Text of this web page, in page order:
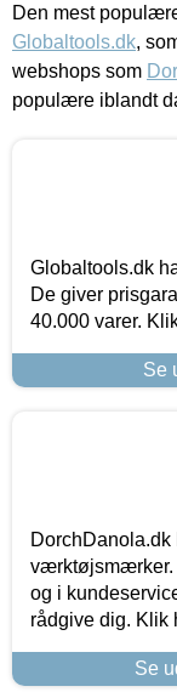
Den mest
Globaltools.dk,
webshops som
populære iblandt
Globaltools.dk
De giver
40.000 varer.
Se
DorchDanola.dk
værktøjsmærker.
og i
rådgive dig. Klik
Se